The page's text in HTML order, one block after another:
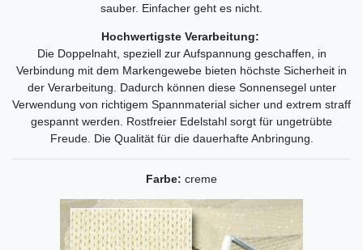
sauber. Einfacher geht es nicht.
Hochwertigste Verarbeitung:
Die Doppelnaht, speziell zur Aufspannung geschaffen, in
Verbindung mit dem Markengewebe bieten höchste Sicherheit in
der Verarbeitung. Dadurch können diese Sonnensegel unter
Verwendung von richtigem Spannmaterial sicher und extrem straff
gespannt werden. Rostfreier Edelstahl sorgt für ungetrübte
Freude. Die Qualität für die dauerhafte Anbringung.
Farbe: creme